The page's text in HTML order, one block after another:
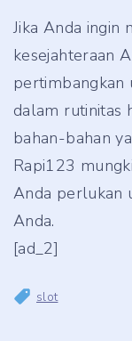
Jika Anda ingin
kesejahteraan
pertimbangkan
dalam rutinitas
bahan-bahan
Rapi123
Anda perlukan
Anda.
[ad_2]
slot